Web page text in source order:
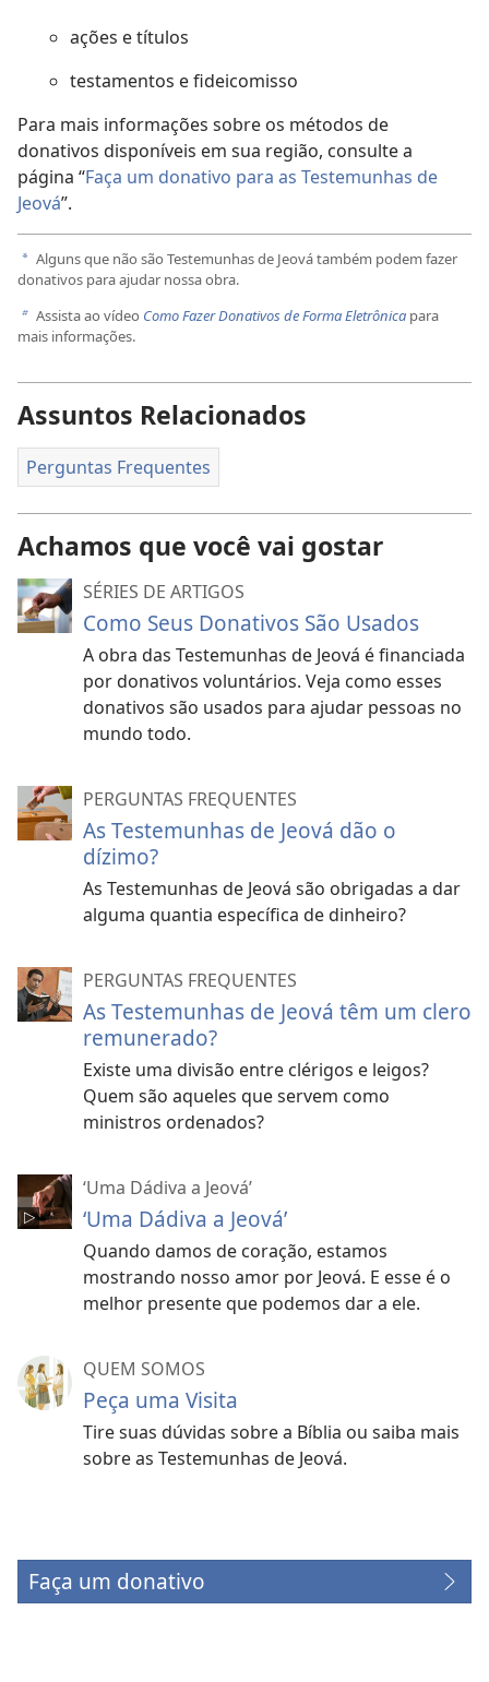
ações e títulos
testamentos e fideicomisso
Para mais informações sobre os métodos de
donativos disponíveis em sua região, consulte a
página “Faça um donativo para as Testemunhas de
Jeová”.
a Alguns que não são Testemunhas de Jeová também podem fazer
donativos para ajudar nossa obra.
b Assista ao vídeo Como Fazer Donativos de Forma Eletrônica para
mais informações.
Assuntos Relacionados
Perguntas Frequentes
Achamos que você vai gostar
SÉRIES DE ARTIGOS
Como Seus Donativos São Usados
A obra das Testemunhas de Jeová é financiada
por donativos voluntários. Veja como esses
donativos são usados para ajudar pessoas no
mundo todo.
PERGUNTAS FREQUENTES
As Testemunhas de Jeová dão o
dízimo?
As Testemunhas de Jeová são obrigadas a dar
alguma quantia específica de dinheiro?
PERGUNTAS FREQUENTES
As Testemunhas de Jeová têm um clero
remunerado?
Existe uma divisão entre clérigos e leigos?
Quem são aqueles que servem como
ministros ordenados?
‘Uma Dádiva a Jeová’
‘Uma Dádiva a Jeová’
Quando damos de coração, estamos
mostrando nosso amor por Jeová. E esse é o
melhor presente que podemos dar a ele.
QUEM SOMOS
Peça uma Visita
Tire suas dúvidas sobre a Bíblia ou saiba mais
sobre as Testemunhas de Jeová.
Faça um donativo